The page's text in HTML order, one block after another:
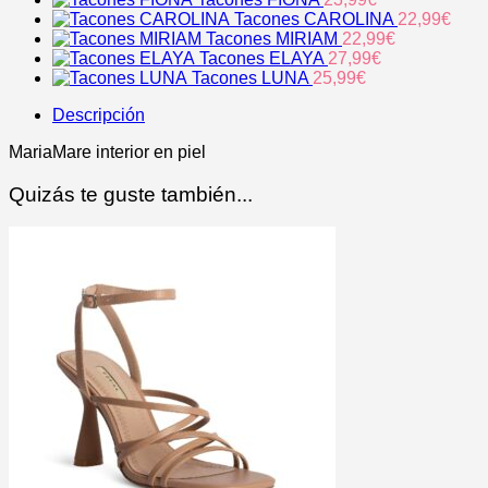
Tacones CAROLINA 22,99€
Tacones MIRIAM 22,99€
Tacones ELAYA 27,99€
Tacones LUNA 25,99€
Descripción
MariaMare interior en piel
Quizás te guste también...